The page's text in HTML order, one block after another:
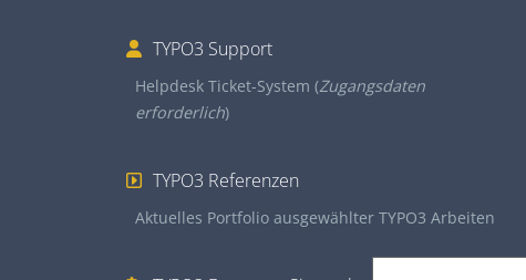
TYPO3 Support
Helpdesk Ticket-System (Zugangsdaten
erforderlich)
TYPO3 Referenzen
Aktuelles Portfolio ausgewählter TYPO3 Arbeiten